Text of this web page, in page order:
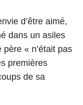
d’être aimé,
dans un asiles
père « n’était pas
premières
de sa